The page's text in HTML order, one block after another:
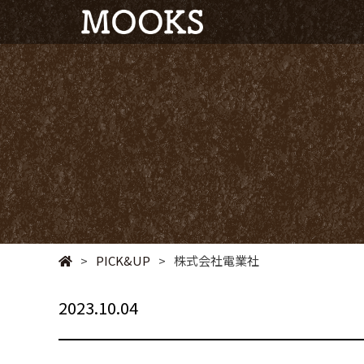
> PICK&UP > 株式会社電業社
2023.10.04